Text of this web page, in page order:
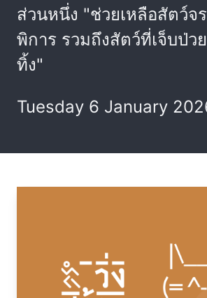
ส่วนหนึ่ง "ช่วยเหลือสัตว์จ
พิการ รวมถึงสัตว์ที่เจ็บป่ว
ทิ้ง"
Tuesday 6 January